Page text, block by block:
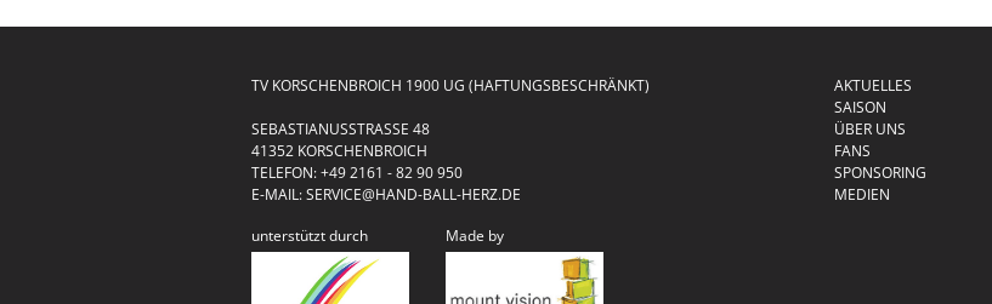
TV KORSCHENBROICH 1900 UG (HAFTUNGSBESCHRÄNKT)
SEBASTIANUSSTRASSE 48
41352 KORSCHENBROICH
TELEFON:+49 2161 - 82 90 950
E-MAIL:SERVICE@HAND-BALL-HERZ.DE
AKTUELLES
SAISON
ÜBER UNS
FANS
SPONSORING
MEDIEN
unterstützt durch
Made by